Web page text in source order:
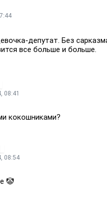
депутат. Без
все больше и больше.
08:41
кокошниками?
08:54
🤡